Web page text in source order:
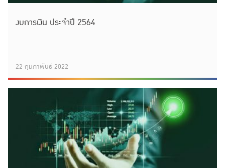
งบการเงิน ประจำปี 2564
22 กุมภาพันธ์ 2022